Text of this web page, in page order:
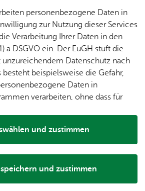
Lo­ka­le
Agen­
da
Ein­
rich­
tun­
gen
personenbezogene Daten in
zur Nutzung dieser Services
Verarbeitung Ihrer Daten in den
a DSGVO ein. Der EuGH stuft die
unzureichendem Datenschutz nach
besteht beispielsweise die Gefahr,
Daten in
verarbeiten, ohne dass für
und zustimmen
und zustimmen